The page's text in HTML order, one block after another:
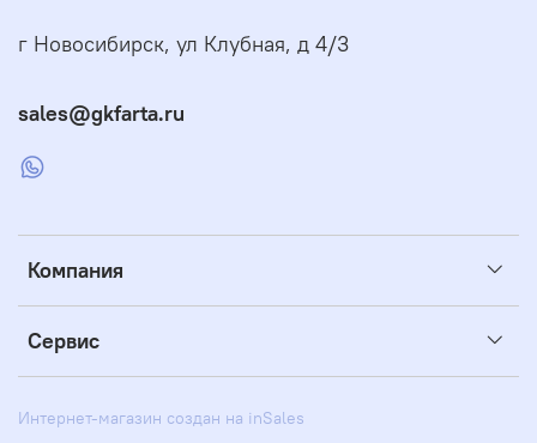
Компания
Сервис
г Новосибирск, ул Клубная, д 4/3
sales@gkfarta.ru
Интернет-магазин создан на inSales